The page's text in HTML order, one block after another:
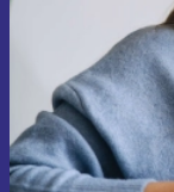
Informacje na
naszej
Polityce